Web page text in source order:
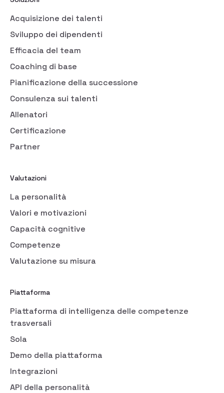
Acquisizione dei talenti
Sviluppo dei dipendenti
Efficacia del team
Coaching di base
Pianificazione della successione
Consulenza sui talenti
Allenatori
Certificazione
Partner
Valutazioni
La personalità
Valori e motivazioni
Capacità cognitive
Competenze
Valutazione su misura
Piattaforma
Piattaforma di intelligenza delle competenze
trasversali
Sola
Demo della piattaforma
Integrazioni
API della personalità